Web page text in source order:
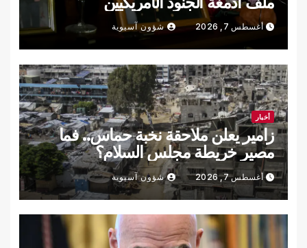
أغسطس 7, 2026 شؤون آسيوية
أخبار
زامير يعلن ملاحقة نخبة حماس.. فما
مصير خريطة مجلس السلام؟
أغسطس 7, 2026 شؤون آسيوية